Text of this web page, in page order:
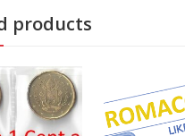
products